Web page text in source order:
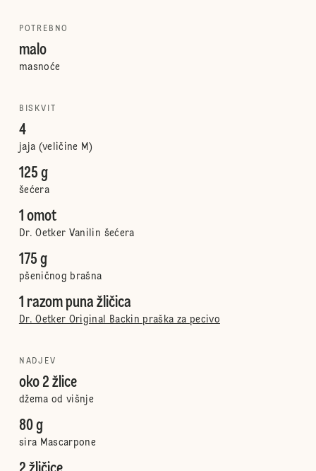
POTREBNO
malo
masnoće
BISKVIT
4
jaja (veličine M)
125 g
šećera
1 omot
Dr. Oetker Vanilin šećera
175 g
pšeničnog brašna
1 razom puna žličica
Dr. Oetker Original Backin praška za pecivo
NADJEV
oko 2 žlice
džema od višnje
80 g
sira Mascarpone